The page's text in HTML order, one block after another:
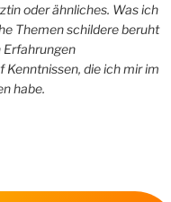
oder ähnliches. Was ich
Themen schildere beruht
Erfahrungen
Kenntnissen, die ich mir im
habe.